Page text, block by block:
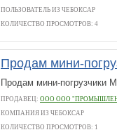
ПОЛЬЗОВАТЕЛЬ ИЗ ЧЕБОКСАР
КОЛИЧЕСТВО ПРОСМОТРОВ: 4
Продам мини-
Продам мини-погрузчики
ПРОДАВЕЦ: ООО ООО
КОМПАНИЯ ИЗ ЧЕБОКСАР
КОЛИЧЕСТВО ПРОСМОТРОВ: 1